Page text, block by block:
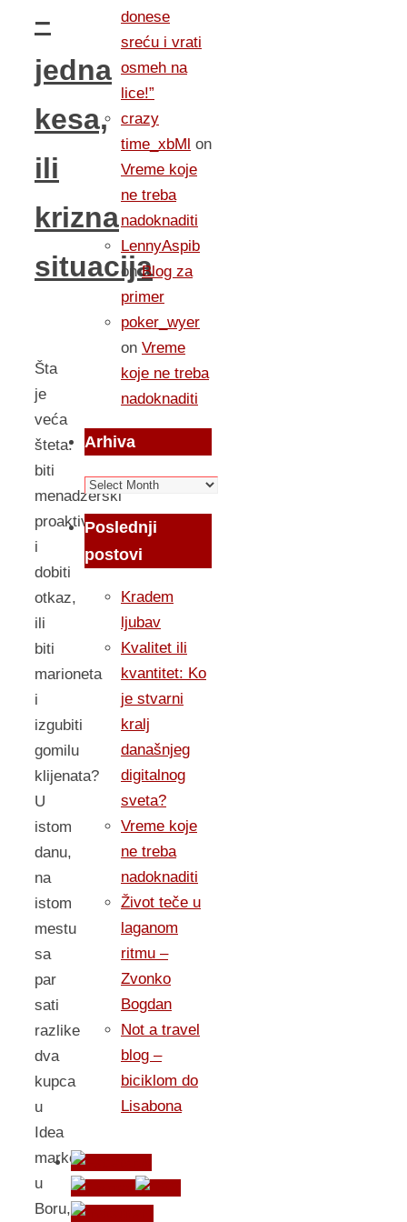
–
jedna
kesa,
ili
krizna
situacija
Šta
je
veća
šteta:
biti
menadzerski
proaktivan
i
dobiti
otkaz,
ili
biti
marioneta
i
izgubiti
gomilu
klijenata?
U
istom
danu,
na
istom
mestu
sa
par
sati
razlike
dva
kupca
u
Idea
marketu
u
Boru,
donese
sreću i vrati
osmeh na
lice!”
crazy
time_xbMl on
Vreme koje
ne treba
nadoknaditi
LennyAspib
onBlog za
primer
poker_wyer
on Vreme
koje ne treba
nadoknaditi
Arhiva
Arhiva
Poslednji
postovi
Kradem
ljubav
Kvalitet ili
kvantitet: Ko
je stvarni
kralj
današnjeg
digitalnog
sveta?
Vreme koje
ne treba
nadoknaditi
Život teče u
laganom
ritmu –
Zvonko
Bogdan
Not a travel
blog –
biciklom do
Lisabona